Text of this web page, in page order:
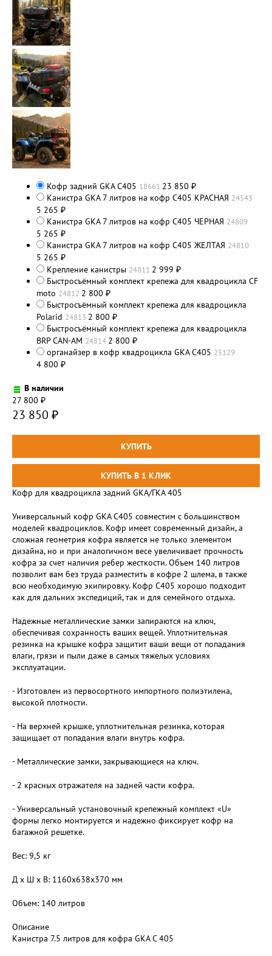
Кофр задний GKA C405 18661 23 850 ₽
Канистра GKA 7 литров на кофр C405 КРАСНАЯ 24543
5 265 ₽
Канистра GKA 7 литров на кофр C405 ЧЕРНАЯ 24809
5 265 ₽
Канистра GKA 7 литров на кофр C405 ЖЕЛТАЯ 24810
5 265 ₽
Крепление канистры 24811 2 999 ₽
Быстросъёмный комплект крепежа для квадроцикла CF
moto 24812 2 800 ₽
Быстросъёмный комплект крепежа для квадроцикла
Polarid 24813 2 800 ₽
Быстросъёмный комплект крепежа для квадроцикла
BRP CAN-AM 24814 2 800 ₽
органайзер в кофр квадроцикла GKA C405 25129
4 800 ₽
В наличии
27 800 ₽
23 850 ₽
Кофр для квадроцикла задний GKA/ГКА 405
Универсальный кофр GKA С405 совместим с большинством
моделей квадроциклов. Кофр имеет современный дизайн, а
сложная геометрия кофра является не только элементом
дизайна, но и при аналогичном весе увеличивает прочность
кофра за счет наличия ребер жесткости. Объем 140 литров
позволит вам без труда разместить в кофре 2 шлема, в также
всю необходимую экипировку. Кофр С405 хорошо подходит
как для дальних экспедиций, так и для семейного отдыха.
Надежные металлические замки запираются на ключ,
обеспечивая сохранность ваших вещей. Уплотнительная
резинка на крышке кофра защитит ваши вещи от попадания
влаги, грязи и пыли даже в самых тяжелых условиях
эксплуатации.
- Изготовлен из первосортного импортного полиэтилена,
высокой плотности.
- На верхней крышке, уплотнительная резинка, которая
защищает от попадания влаги внутрь кофра.
- Металлические замки, закрывающиеся на ключ.
- 2 красных отражателя на задней части кофра.
- Универсальный установочный крепежный комплект «U»
формы легко монтируется и надежно фиксирует кофр на
багажной решетке.
Вес: 9,5 кг
Д x Ш x В: 1160х638х370 мм
Объем: 140 литров
Описание
Канистра 7.5 литров для кофра GKA С 405